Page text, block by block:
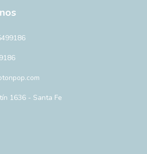
1636 - Santa Fe